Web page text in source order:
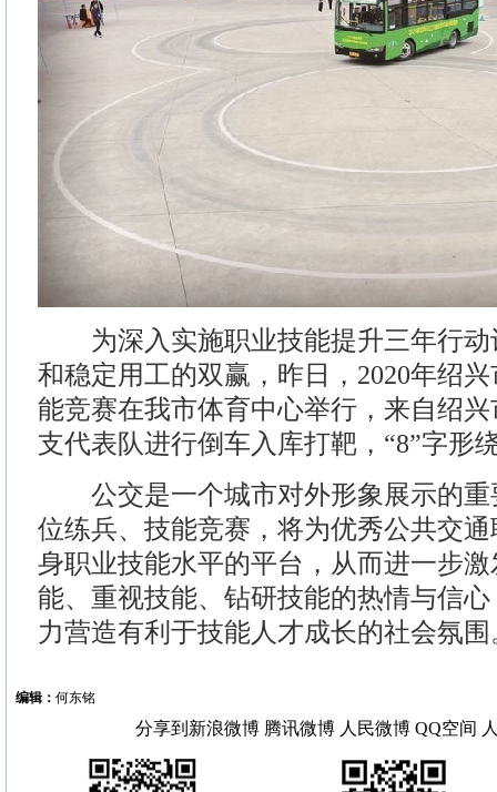
为深入实施职业技能提升三年行动
和稳定用工的双赢，昨日，2020年绍
能竞赛在我市体育中心举行，来自绍
支代表队进行倒车入库打靶，“8”字形
公交是一个城市对外形象展示的重
位练兵、技能竞赛，将为优秀公共交
身职业技能水平的平台，从而进一步
能、重视技能、钻研技能的热情与信
力营造有利于技能人才成长的社会氛围
编辑： 何东铭
分享到 新浪微博 腾讯微博 人民微博 QQ空间